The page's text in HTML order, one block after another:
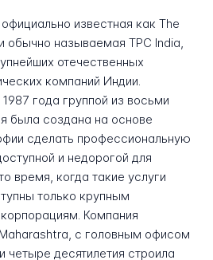
известная как The
обычно называемая TPC India,
отечественных
компаний Индии.
года группой из восьми
была создана на основе
сделать профессиональную
и недорогой для
время, когда такие услуги
только крупным
Компания
с головным офисом
четыре десятилетия строила